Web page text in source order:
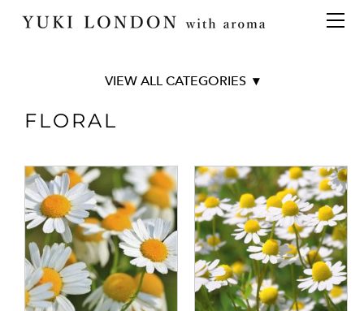
Original Aroma Oil
Aroma Balm
BRANCH AVENUE
Art series collection
■天然精油56種
FLORAL
最新情報
アロマ空間無料体験お申込みフォーム
香りの定期便
オリジナル商品
精油56種
グッズ基材
名入れギフト
特別なギフトセレクション
アロマコラム